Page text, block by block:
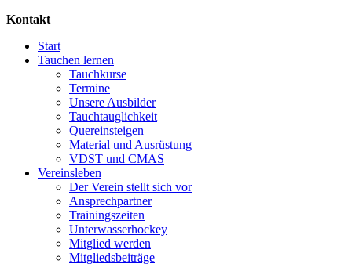
Kontakt
Start
Tauchen lernen
Tauchkurse
Termine
Unsere Ausbilder
Tauchtauglichkeit
Quereinsteigen
Material und Ausrüstung
VDST und CMAS
Vereinsleben
Der Verein stellt sich vor
Ansprechpartner
Trainingszeiten
Unterwasserhockey
Mitglied werden
Mitgliedsbeiträge